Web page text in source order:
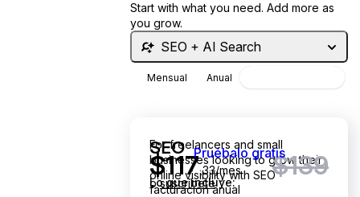
Start with what you need. Add more as
you grow.
SEO + AI Search
Mensual Anual
SEO
For freelancers and small
businesses looking to grow their
online visibility with SEO
$117,33/mes
facturación anual
$139
Pruébalo gratis
osuscríbete
Lo que incluye: